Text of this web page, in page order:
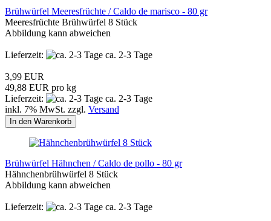
Brühwürfel Meeresfrüchte / Caldo de marisco - 80 gr
Meeresfrüchte Brühwürfel 8 Stück
Abbildung kann abweichen
Lieferzeit: ca. 2-3 Tage
3,99 EUR
49,88 EUR pro kg
Lieferzeit:
ca. 2-3 Tage
inkl. 7% MwSt. zzgl. Versand
In den Warenkorb
Brühwürfel Hähnchen / Caldo de pollo - 80 gr
Hähnchenbrühwürfel 8 Stück
Abbildung kann abweichen
Lieferzeit: ca. 2-3 Tage